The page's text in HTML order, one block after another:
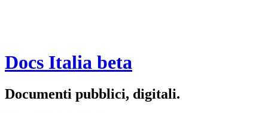
Docs Italia beta
Documenti pubblici, digitali.